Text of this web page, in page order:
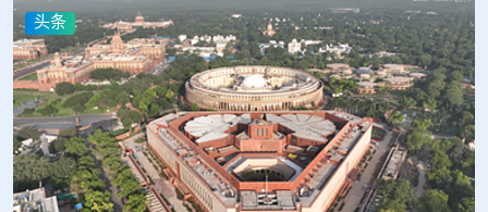
头条